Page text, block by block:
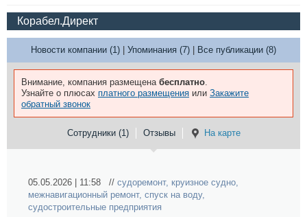
Корабел.Директ
Новости компании (1) Упоминания (7) Все публикации (8)
Внимание, компания размещена бесплатно.
Узнайте о плюсах платного размещения или Закажите
обратный звонок
Сотрудники (1) Отзывы На карте
05.05.2026 | 11:58 // судоремонт, круизное судно,
межнавигационный ремонт, спуск на воду,
судостроительные предприятия